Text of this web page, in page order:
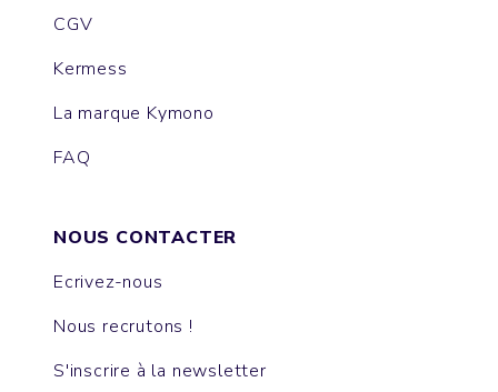
CGV
Kermess
La marque Kymono
FAQ
NOUS CONTACTER
Ecrivez-nous
Nous recrutons !
S'inscrire à la newsletter